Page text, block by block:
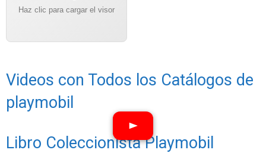
Haz clic para cargar el visor
Videos con Todos los Catálogos de
playmobil
Libro Coleccionista Playmobil